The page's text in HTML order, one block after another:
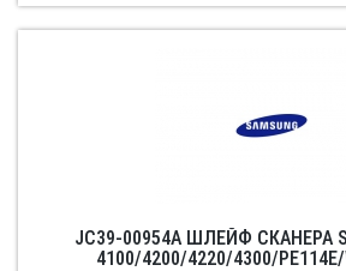
JC39-00954A ШЛЕЙФ СКАНЕРА
4100/4200/4220/4300/РE114E/